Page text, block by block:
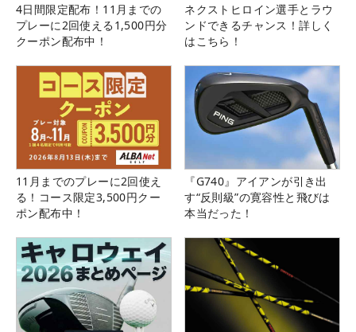
4日間限定配布！11月までの
プレーに2回使える1,500円分
クーポン配布中！
ネクストヒロイン選手とラウ
ンドできるチャンス！詳しく
はこちら！
11月までのプレーに2回使え
る！コース限定3,500円クー
ポン配布中！
『G740』アイアンが引き出
す“反則級”の寛容性と飛びは
本当だった！